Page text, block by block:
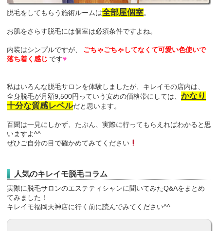
脱毛をしてもらう施術ルームは全部屋個室。
お肌をさらす脱毛には個室は必須条件ですよね。
内装はシンプルですが、
ごちゃごちゃしてなくて可愛い色使いで
落ち着く感じ です♥
私はいろんな脱毛サロンを体験しましたが、キレイモの店内は、
全身脱毛が月額9,500円っていう安めの価格帯にしては、 かなり
十分な質感レベルだと思います。
百聞は一見にしかず、たぶん、実際に行ってもらえればわかると思
いますよ^^
ぜひご自分の目で確かめてみてください
人気のキレイモ脱毛コラム
実際に脱毛サロンのエステティシャンに聞いてみたQ&Aをまとめ
てみました！
キレイモ福岡天神店に行く前に読んでみてください^^